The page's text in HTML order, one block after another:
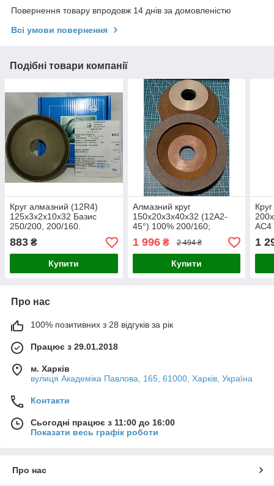
Повернення товару впродовж 14 днів за домовленістю
Всі умови повернення
Подібні товари компанії
Круг алмазний (12R4)
125х3х2х10х32 Базис
250/200, 200/160.
883 ₴
Купити
Алмазний круг
150х20х3х40х32 (12А2-
45°) 100% 200/160;
250/200.
1 996₴ 2 494 ₴
Купити
АС4
1
Про нас
100% позитивних з 28 відгуків за рік
Працює з 29.01.2018
м. Харків
вулиця Академіка Павлова, 165, 61000, Харків, Україна
Контакти
Сьогодні працює з 11:00 до 16:00
Показати весь графік роботи
Про нас